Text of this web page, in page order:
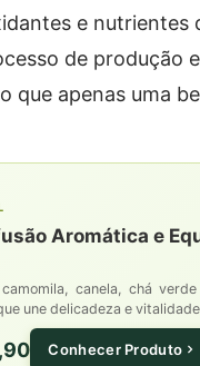
e nutrientes
de produção
que apenas uma
Aromática e
camomila, canela, chá
une delicadeza e
Conhecer Produto